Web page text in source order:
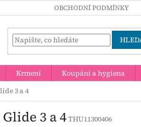
OBCHODNÍ PODMÍNKY
Krmení Koupání a hygiena
3 a 4
3 a 4THU11300406